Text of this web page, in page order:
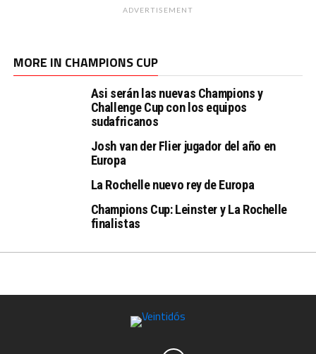
ADVERTISEMENT
MORE IN CHAMPIONS CUP
Asi serán las nuevas Champions y
Challenge Cup con los equipos
sudafricanos
Josh van der Flier jugador del año en
Europa
La Rochelle nuevo rey de Europa
Champions Cup: Leinster y La Rochelle
finalistas